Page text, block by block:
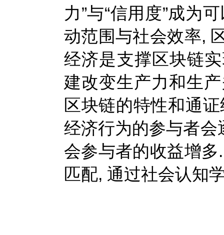
力”与“信用度”成为
动范围与社会效率,
经济是支撑区块链
建改变生产力和生
区块链的特性和通
经济行为的参与者
会参与者的收益增
匹配, 通过社会认知